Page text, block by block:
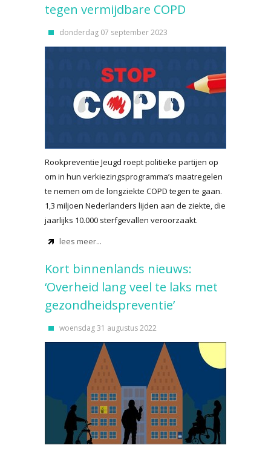
tegen vermijdbare COPD
donderdag 07 september 2023
Rookpreventie Jeugd roept politieke partijen op
om in hun verkiezingsprogramma’s maatregelen
te nemen om de longziekte COPD tegen te gaan.
1,3 miljoen Nederlanders lijden aan de ziekte, die
jaarlijks 10.000 sterfgevallen veroorzaakt.
lees meer...
Kort binnenlands nieuws:
‘Overheid lang veel te laks met
gezondheidspreventie’
woensdag 31 augustus 2022